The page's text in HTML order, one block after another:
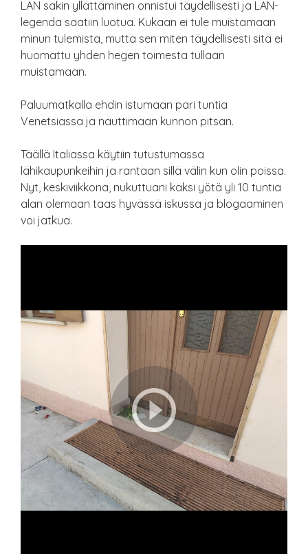
LAN sakin yllättäminen onnistui täydellisesti ja LAN-
legenda saatiin luotua. Kukaan ei tule muistamaan
minun tulemista, mutta sen miten täydellisesti sitä ei
huomattu yhden hegen toimesta tullaan
muistamaan.
Paluumatkalla ehdin istumaan pari tuntia
Venetsiassa ja nauttimaan kunnon pitsan.
Täällä Italiassa käytiin tutustumassa
lähikaupunkeihin ja rantaan sillä välin kun olin poissa.
Nyt, keskiviikkona, nukuttuani kaksi yötä yli 10 tuntia
alan olemaan taas hyvässä iskussa ja blogaaminen
voi jatkua.